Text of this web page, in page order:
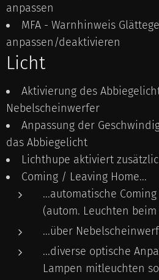
anpassen
MFA - Warnhinweis
anpassen/deaktivieren
Licht
Aktivierung des
Nebelscheinwerfer
Anpassung der
das Abbiegelicht
Lichthupe aktiviert
Coming / Leaving Home...
...automatische
(autom. Leuchten beim
...über
...diverse optische
Lampen mitleuchten